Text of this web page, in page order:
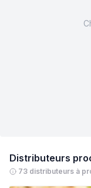
Distributeurs
73 distributeurs à